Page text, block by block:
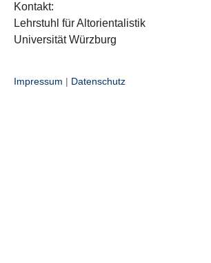
Kontakt:
Lehrstuhl für Altorientalistik
Universität Würzburg
Impressum | Datenschutz